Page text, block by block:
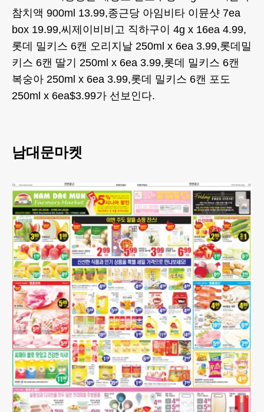
참치액 900ml 13.99,종근당 아임비타 이뮨샷 7ea
box 19.99,씨제이비비고 직하구이 4g x 16ea 4.99,
롯데 밀키스 6캔 오리지날 250ml x 6ea 3.99,롯데밀
키스 6캔 딸기 250ml x 6ea 3.99,롯데 밀키스 6캔
복숭아 250ml x 6ea 3.99,롯데 밀키스 6캔 포도
250ml x 6ea$3.99가 선보인다.
남대문마켓